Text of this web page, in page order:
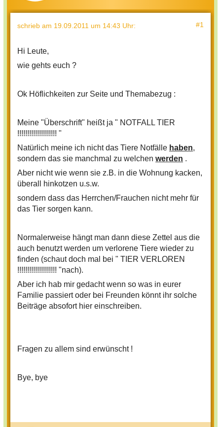
schrieb am 19.09.2011 um 14:43 Uhr: #1
Hi Leute,
wie gehts euch ?
Ok Höflichkeiten zur Seite und Themabezug :
Meine "Überschrift" heißt ja " NOTFALL TIER
!!!!!!!!!!!!!!!!!!!! "
Natürlich meine ich nicht das Tiere Notfälle haben,
sondern das sie manchmal zu welchen werden .
Aber nicht wie wenn sie z.B. in die Wohnung kacken,
überall hinkotzen u.s.w.
sondern dass das Herrchen/Frauchen nicht mehr für
das Tier sorgen kann.
Normalerweise hängt man dann diese Zettel aus die
auch benutzt werden um verlorene Tiere wieder zu
finden (schaut doch mal bei " TIER VERLOREN
!!!!!!!!!!!!!!!!!!!! "nach).
Aber ich hab mir gedacht wenn so was in eurer
Familie passiert oder bei Freunden könnt ihr solche
Beiträge absofort hier einschreiben.
Fragen zu allem sind erwünscht !
Bye, bye